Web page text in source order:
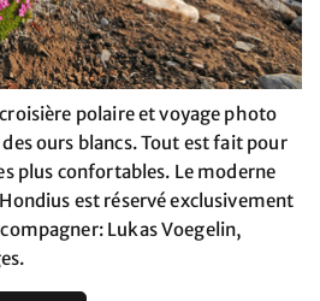
polaire et voyage photo
ours blancs. Tout est fait pour
plus confortables. Le moderne
est réservé exclusivement
Lukas Voegelin,